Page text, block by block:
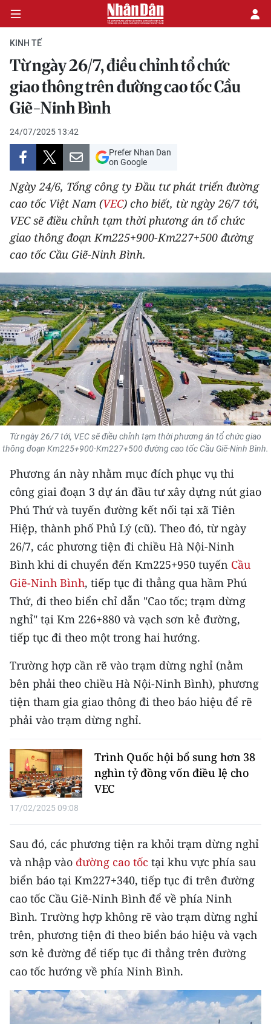
CHÍNH TRỊ
KINH TẾ
VĂN HÓA
XÃ HỘI
PHÁP LUẬT
DU LỊCH
THẾ GIỚI
THỂ THAO
GIÁO DỤC
Y TẾ
KHOA HỌC - CÔNG NGHỆ
MÔI TRƯỜNG
BẠN ĐỌC
TRI THỨC CHUYÊN SÂU
54 DÂN TỘC VIỆT NAM
CHƯƠNG TRÌNH OCOP - MỖI XÃ
MỘT SẢN PHẨM
RADIO
MEDIA CENTER
E-Magazine
Video
Media Chính trị
Media Văn hóa
Media Xã hội
Media Du lịch
Media Thế giới
Media Thể thao
Media Giáo dục
Media Y tế
Media Khoa học - Công nghệ
Media Môi trường
KINH TẾ
Từ ngày 26/7, điều chỉnh tổ chức
giao thông trên đường cao tốc Cầu
Giẽ-Ninh Bình
24/07/2025 13:42
Prefer Nhan Dan
on Google
Ngày 24/6, Tổng công ty Đầu tư phát triển đường
cao tốc Việt Nam (VEC) cho biết, từ ngày 26/7 tới,
VEC sẽ điều chỉnh tạm thời phương án tổ chức
giao thông đoạn Km225+900-Km227+500 đường
cao tốc Cầu Giẽ-Ninh Bình.
Từ ngày 26/7 tới, VEC sẽ điều chỉnh tạm thời phương án tổ chức giao
thông đoạn Km225+900-Km227+500 đường cao tốc Cầu Giẽ-Ninh Bình.
Phương án này nhằm mục đích phục vụ thi
công giai đoạn 3 dự án đầu tư xây dựng nút giao
Phú Thứ và tuyến đường kết nối tại xã Tiên
Hiệp, thành phố Phủ Lý (cũ). Theo đó, từ ngày
26/7, các phương tiện đi chiều Hà Nội-Ninh
Bình khi di chuyển đến Km225+950 tuyến Cầu
Giẽ-Ninh Bình, tiếp tục đi thẳng qua hầm Phú
Thứ, đi theo biển chỉ dẫn "Cao tốc; trạm dừng
nghỉ" tại Km 226+880 và vạch sơn kẻ đường,
tiếp tục đi theo một trong hai hướng.
Trường hợp cần rẽ vào trạm dừng nghỉ (nằm
bên phải theo chiều Hà Nội-Ninh Bình), phương
tiện tham gia giao thông đi theo báo hiệu để rẽ
phải vào trạm dừng nghỉ.
Trình Quốc hội bổ sung hơn 38
nghìn tỷ đồng vốn điều lệ cho
VEC
17/02/2025 09:08
Sau đó, các phương tiện ra khỏi trạm dừng nghỉ
và nhập vào đường cao tốc tại khu vực phía sau
biển báo tại Km227+340, tiếp tục đi trên đường
cao tốc Cầu Giẽ-Ninh Bình để về phía Ninh
Bình. Trường hợp không rẽ vào trạm dừng nghỉ
trên, phương tiện đi theo biển báo hiệu và vạch
sơn kẻ đường để tiếp tục đi thẳng trên đường
cao tốc hướng về phía Ninh Bình.